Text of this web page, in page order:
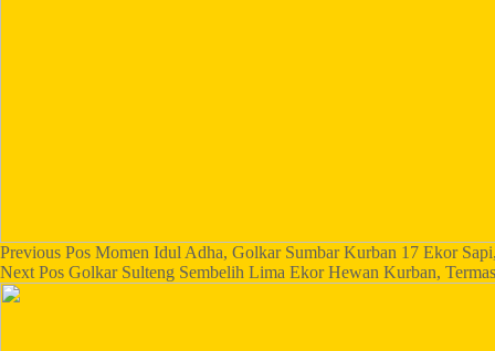
Previous Pos Momen Idul Adha, Golkar Sumbar Kurban 17 Ekor
Next Pos Golkar Sulteng Sembelih Lima Ekor Hewan Kurban,